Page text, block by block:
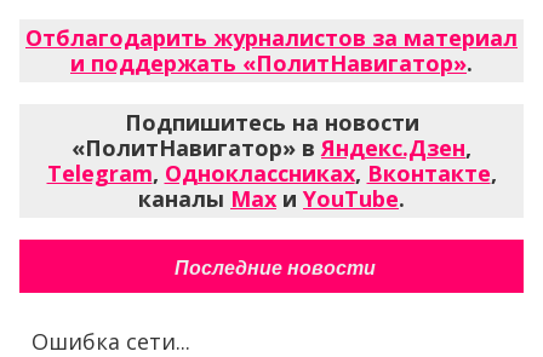
Отблагодарить журналистов за материал
и поддержать «ПолитНавигатор».
Подпишитесь на новости
«ПолитНавигатор» вЯндекс.Дзен,
Telegram, Одноклассниках, Вконтакте,
каналы Max и YouTube.
Последние новости
Ошибка сети...